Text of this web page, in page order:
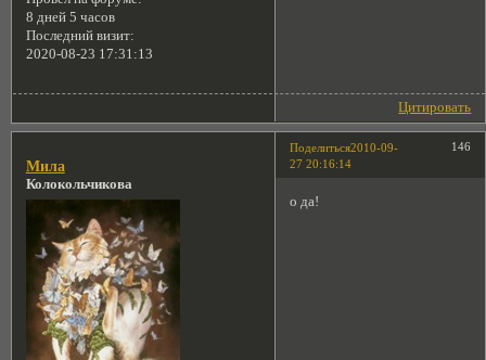
8 дней 5 часов
Последний визит:
2020-08-23 17:31:13
Цитировать
Поделиться 146
2010-09-
27 20:16:14
Мила
Колокольчикова
о да!